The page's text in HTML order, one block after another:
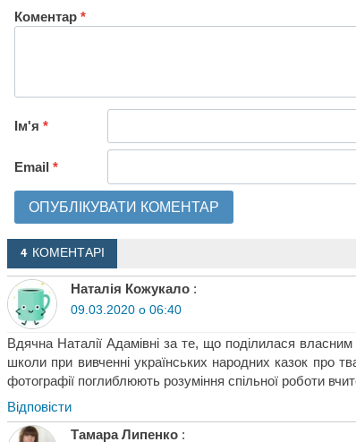
Коментар *
Ім'я *
Email *
4 КОМЕНТАРІ
Наталія Кожукало :
09.03.2020 о 06:40
Вдячна Наталії Адамівні за те, що поділилася власним
школи при вивченні українських народних казок про
фотографії поглиблюють розуміння спільної роботи
Відповіcти
Тамара Липенко :